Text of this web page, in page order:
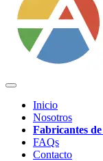
Inicio
Nosotros
Fabricantes
FAQs
Contacto